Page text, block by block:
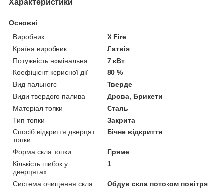
Характеристики
Основні
Виробник
X Fire
Країна виробник
Латвія
Потужність номінальна
7 кВт
Коефіцієнт корисної дії
80 %
Вид пального
Тверде
Види твердого палива
Дрова, Брикети
Матеріал топки
Сталь
Тип топки
Закрита
Спосіб відкриття дверцят
топки
Бічне відкриття
Форма скла топки
Пряме
Кількість шибок у
дверцятах
1
Система очищення скла
Обдув скла потоком повітря